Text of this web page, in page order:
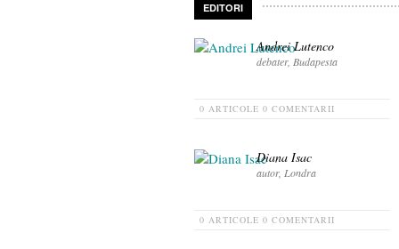
EDITORI
Andrei Lutenco
debater, Budapesta
0 ARTICOLE 0 COMENTARII
Diana Isac
autor, Londra
0 ARTICOLE 0 COMENTARII